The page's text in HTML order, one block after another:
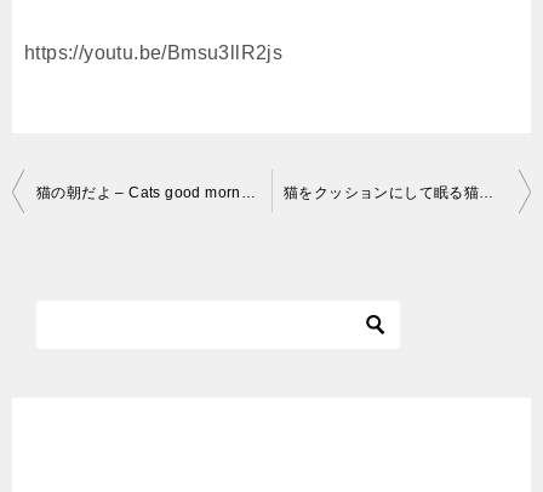
https://youtu.be/Bmsu3llR2js
投
猫の朝だよ – Cats good morning – #Shorts 猫をクッションにして眠る猫。 Cat sleeping on a cat #shorts